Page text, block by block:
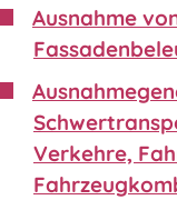
Ausnahme
Verkehre,